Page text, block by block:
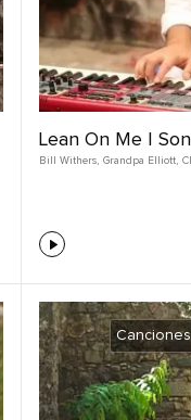
Lean On Me |
Bill Withers, Grandpa Elliott,